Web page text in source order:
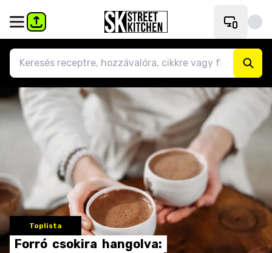
Toplista
Forró csokira hangolva: